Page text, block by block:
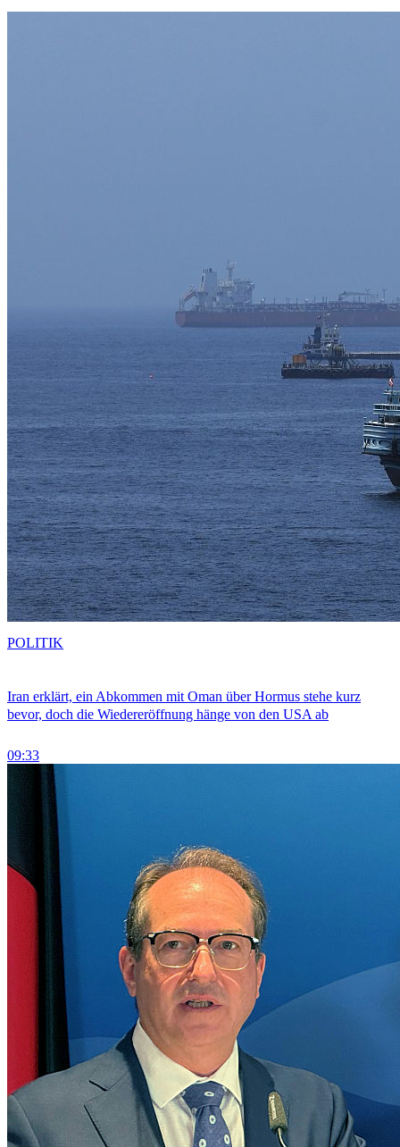
Iran erklärt, ein Abkommen mit Oman über Hormus stehe kurz
bevor, doch die Wiedereröffnung hänge von den USA ab
09:33
POLITIK